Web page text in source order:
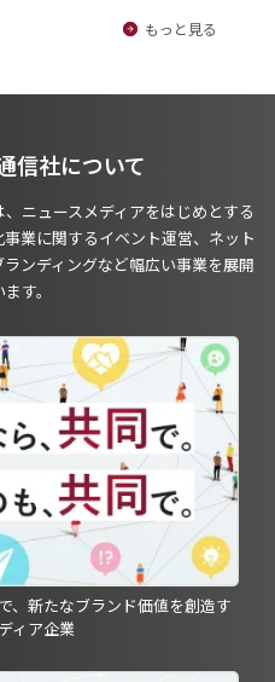
もっと見る
信社について
ニュースメディアをはじめとする
業に関するイベント運営、ネット
ンディングなど幅広い事業を展開
す。
、新たなブランド価値を創造す
ィア企業